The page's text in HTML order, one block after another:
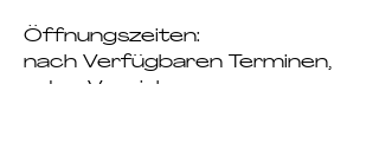
Öffnungszeiten:
nach Verfügbaren Terminen,
oder Vereinbarung